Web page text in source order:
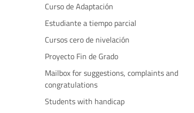
Curso de Adaptación
Estudiante a tiempo parcial
Cursos cero de nivelación
Proyecto Fin de Grado
Mailbox for suggestions, complaints and
congratulations
Students with handicap